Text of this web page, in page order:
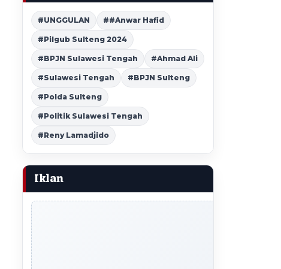
#UNGGULAN ##Anwar Hafid
#Pilgub Sulteng 2024
#BPJN Sulawesi Tengah #Ahmad Ali
#Sulawesi Tengah #BPJN Sulteng
#Polda Sulteng
#Politik Sulawesi Tengah
#Reny Lamadjido
Iklan